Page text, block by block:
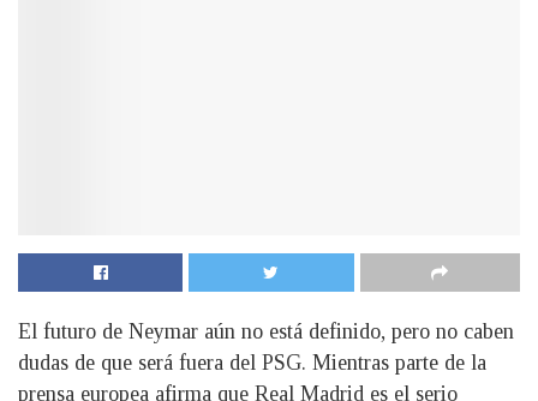
El futuro de Neymar aún no está definido, pero no caben
dudas de que será fuera del PSG. Mientras parte de la
prensa europea afirma que Real Madrid es el serio